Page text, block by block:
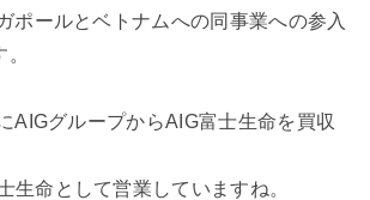
ポールとベトナムへの同事業への参入
AIGグループからAIG富士生命を買収
生命として営業していますね。